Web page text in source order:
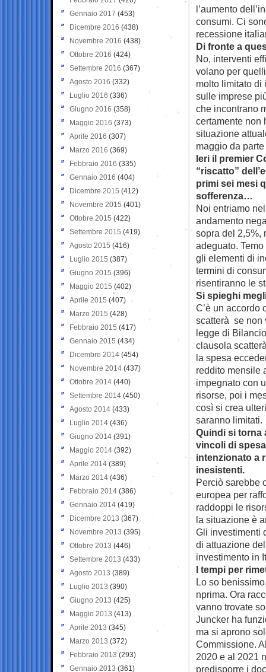
l’aumento
consumi. Ci
recessione
Di fronte a
No, interventi
volano per
molto limitato di
sulle imprese
che incontrano
certamente non
situazione
maggio da
Ieri il premier
“riscatto”
primi sei mesi
sofferenza…
Noi entriamo
andamento
sopra del 2,5%,
adeguato.
gli elementi di
termini di
risentiranno le
Si spieghi
C’è un accordo
scatterà se non
legge di
clausola
la spesa
reddito mensile
impegnato con
risorse, poi i
così si crea
saranno limitati.
Quindi si torna
vincoli di
intenzionato a
inesistenti.
Perciò sarebbe
europea per
raddoppi le
la situazione è
Gli investimenti
di attuazione
investimento in
I tempi per
Lo so
nprima. Ora
vanno trovate
Juncker ha
ma si aprono
Commissione.
2020 e al 2021
predisporre i
Gennaio 2017 (453)
Dicembre 2016 (438)
Novembre 2016 (438)
Ottobre 2016 (424)
Settembre 2016 (367)
Agosto 2016 (332)
Luglio 2016 (336)
Giugno 2016 (358)
Maggio 2016 (373)
Aprile 2016 (307)
Marzo 2016 (369)
Febbraio 2016 (335)
Gennaio 2016 (404)
Dicembre 2015 (412)
Novembre 2015 (401)
Ottobre 2015 (422)
Settembre 2015 (419)
Agosto 2015 (416)
Luglio 2015 (387)
Giugno 2015 (396)
Maggio 2015 (402)
Aprile 2015 (407)
Marzo 2015 (428)
Febbraio 2015 (417)
Gennaio 2015 (434)
Dicembre 2014 (454)
Novembre 2014 (437)
Ottobre 2014 (440)
Settembre 2014 (450)
Agosto 2014 (433)
Luglio 2014 (436)
Giugno 2014 (391)
Maggio 2014 (392)
Aprile 2014 (389)
Marzo 2014 (436)
Febbraio 2014 (386)
Gennaio 2014 (419)
Dicembre 2013 (367)
Novembre 2013 (395)
Ottobre 2013 (446)
Settembre 2013 (433)
Agosto 2013 (389)
Luglio 2013 (390)
Giugno 2013 (425)
Maggio 2013 (413)
Aprile 2013 (345)
Marzo 2013 (372)
Febbraio 2013 (293)
Gennaio 2013 (361)